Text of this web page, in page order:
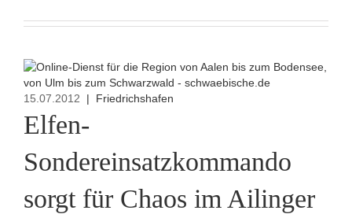
15.07.2012 | Friedrichshafen
Elfen-
Sondereinsatzkommando
sorgt für Chaos im Ailinger